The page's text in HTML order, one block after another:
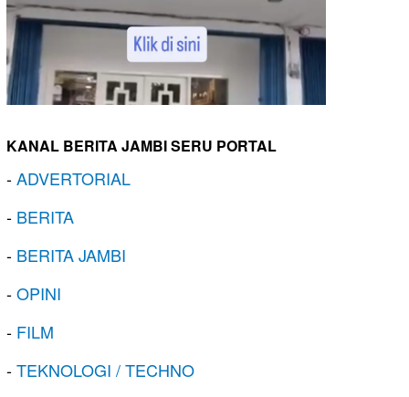
KANAL BERITA JAMBI SERU PORTAL
-ADVERTORIAL
- BERITA
- BERITA JAMBI
-OPINI
- FILM
-TEKNOLOGI / TECHNO